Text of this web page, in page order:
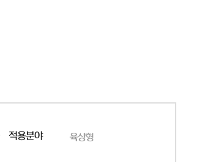
적용분야 육상형